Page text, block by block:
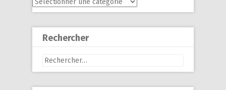
Rechercher
Rechercher :